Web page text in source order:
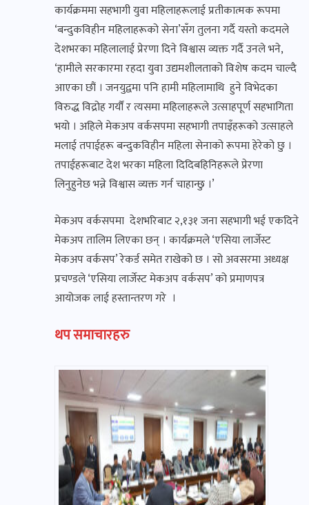
कार्यक्रममा सहभागी युवा महिलाहरूलाई प्रतीकात्मक रूपमा
‘बन्दुकविहीन महिलाहरूको सेना’सँग तुलना गर्दै यस्तो कदमले
देशभरका महिलालाई प्रेरणा दिने विश्वास व्यक्त गर्दै उनले भने,
‘हामीले सरकारमा रहदा युवा उद्यमशीलताको विशेष कदम चाल्दै
आएका छौं । जनयुद्वमा पनि हामी महिलामाथि हुने विभेदका
विरुद्ध विद्रोह गर्यौं र त्यसमा महिलाहरूले उत्साहपूर्ण सहभागिता
भयो । अहिले मेकअप वर्कसपमा सहभागी तपाइँहरूको उत्साहले
मलाई तपाईहरू बन्दुकविहीन महिला सेनाको रूपमा हेरेको छु ।
तपाईहरूबाट देश भरका महिला दिदिबहिनिहरूले प्रेरणा
लिनुहुनेछ भन्ने विश्वास व्यक्त गर्न चाहान्छु ।’
मेकअप वर्कसपमा देशभरिबाट २,१३१ जना सहभागी भई एकदिने
मेकअप तालिम लिएका छन् । कार्यक्रमले ‘एसिया लार्जेस्ट
मेकअप वर्कसप’ रेकर्ड समेत राखेको छ । सो अवसरमा अध्यक्ष
प्रचण्डले ‘एसिया लार्जेस्ट मेकअप वर्कसप’ को प्रमाणपत्र
आयोजक लाई हस्तान्तरण गरे ।
थप समाचारहरु